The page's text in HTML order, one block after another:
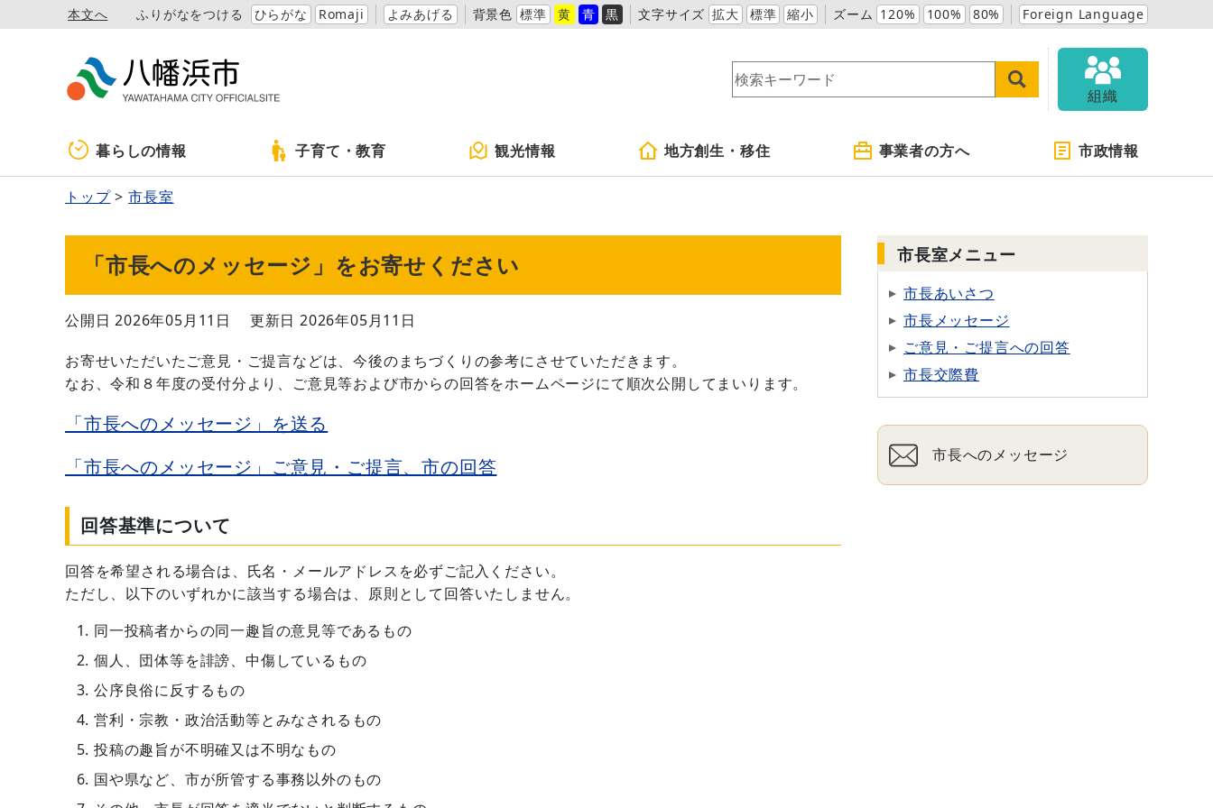
本文へ ふりがなをつける ひらがな Romaji よみあげる 背景色 標準 黄 青 黒 文字サイズ 拡大 標準 縮小 ズーム 120% 100% 80% Foreign Language
組織
暮らしの情報 子育て・教育 観光情報 地方創生・移住 事業者の方へ 市政情報
トップ 市長室
「市長へのメッセージ」をお寄せください
公開日 2026年05月11日 更新日 2026年05月11日
お寄せいただいたご意見・ご提言などは、今後のまちづくりの参考にさせていただきます。
なお、令和８年度の受付分より、ご意見等および市からの回答をホームページにて順次公開してまいります。
「市長へのメッセージ」を送る
「市長へのメッセージ」ご意見・ご提言、市の回答
回答基準について
回答を希望される場合は、氏名・メールアドレスを必ずご記入ください。
ただし、以下のいずれかに該当する場合は、原則として回答いたしません。
同一投稿者からの同一趣旨の意見等であるもの
個人、団体等を誹謗、中傷しているもの
公序良俗に反するもの
営利・宗教・政治活動等とみなされるもの
投稿の趣旨が不明確又は不明なもの
国や県など、市が所管する事務以外のもの
市長室メニュー
市長あいさつ
市長メッセージ
ご意見・ご提言への回答
市長交際費
市長へのメッセージ